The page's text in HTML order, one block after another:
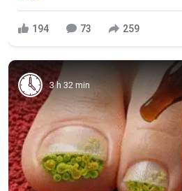
194 73 259
3 h 32 min